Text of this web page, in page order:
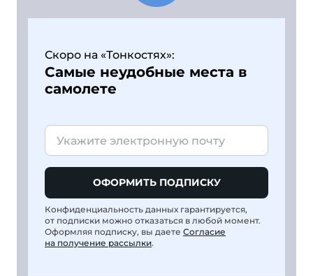
Скоро на «Тонкостях»:
Самые неудобные места в
самолете
ОФОРМИТЬ ПОДПИСКУ
Конфиденциальность данных гарантируется,
от подписки можно отказаться в любой момент.
Оформляя подписку, вы даете Согласие
на получение рассылки.